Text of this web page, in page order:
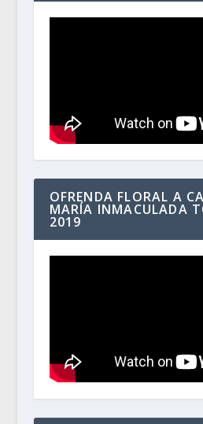
OFRENDA FLORAL A
MARÍA INMACULADA
2019